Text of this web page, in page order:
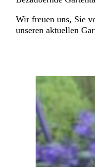
Wir freuen uns, Sie
unseren aktuellen